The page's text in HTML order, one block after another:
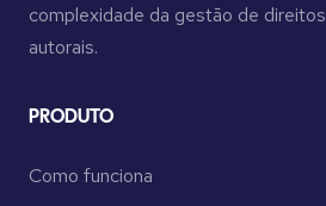
complexidade da gestão de direitos
autorais.
PRODUTO
Como funciona